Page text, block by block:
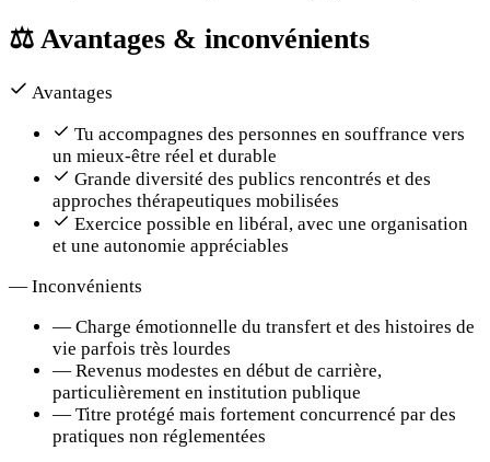
⚖️ Avantages & inconvénients
Avantages
Tu accompagnes des personnes en souffrance vers
un mieux-être réel et durable
Grande diversité des publics rencontrés et des
approches thérapeutiques mobilisées
Exercice possible en libéral, avec une organisation
et une autonomie appréciables
— Inconvénients
— Charge émotionnelle du transfert et des histoires de
vie parfois très lourdes
— Revenus modestes en début de carrière,
particulièrement en institution publique
— Titre protégé mais fortement concurrencé par des
pratiques non réglementées